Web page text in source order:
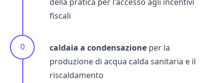
fiscali
caldaia a condensazione per la
produzione di acqua calda sanitaria e il
riscaldamento